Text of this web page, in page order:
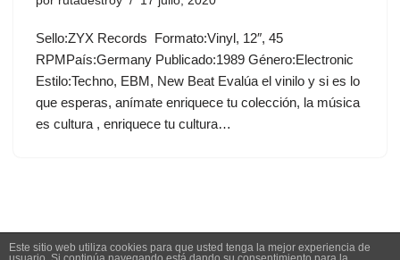
Sello:ZYX Records ‎ Formato:Vinyl, 12″, 45
RPMPaís:Germany Publicado:1989 Género:Electronic
Estilo:Techno, EBM, New Beat Evalúa el vinilo y si es lo
que esperas, anímate enriquece tu colección, la música
es cultura , enriquece tu cultura…
Este sitio web utiliza cookies para que usted tenga la mejor experiencia de